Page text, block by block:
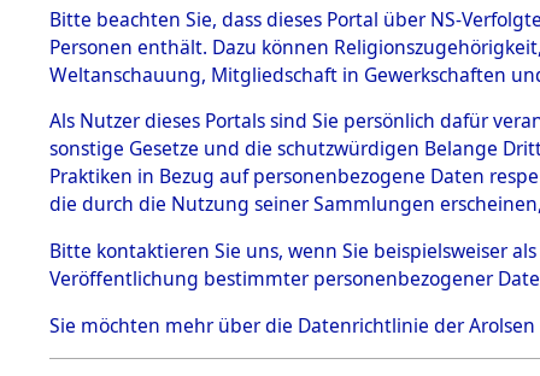
BESTÄNDE
1.
mente
5. Verschiedenes
5.3
Todesmärsche
5.3.1 Alliierte
Erhebungen
zu
Todesmärsch
en
5.3.2
0118 (101106230)
Bitte beachten Sie, dass dieses Portal über NS-
Personen enthält. Dazu können
Weltanschauung, Mitgliedschaft in Gewerkschaften
Als Nutzer dieses Portals sind Sie persönlich dafür
sonstige Gesetze und die schutzwürdigen Belange
Praktiken in Bezug auf personenbezogene Daten
die durch die Nutzung seiner Sammlungen
Bitte kontaktieren Sie uns, wenn Sie beispielsweiser
Veröffentlichung bestimmter personenbezogener
Sie möchten mehr über die Datenrichtlinie der Arolsen